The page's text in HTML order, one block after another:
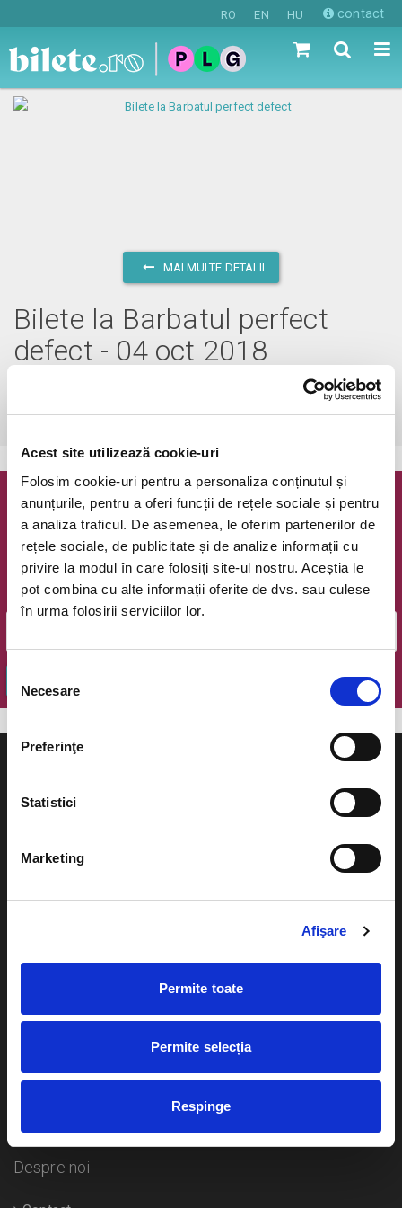
Acest site utilizează cookie-uri
Folosim cookie-uri pentru a personaliza conținutul și
anunțurile, pentru a oferi funcții de rețele sociale și pentru
a analiza traficul. De asemenea, le oferim partenerilor de
rețele sociale, de publicitate și de analize informații cu
privire la modul în care folosiți site-ul nostru. Aceștia le
pot combina cu alte informații oferite de dvs. sau culese
în urma folosirii serviciilor lor.
consimțământului
Necesare
Preferinţe
Statistici
Marketing
Afişare
Permite toate
Permite selecția
Respinge
RO EN HU contact
MAI MULTE DETALII
Bilete la Barbatul perfect
defect - 04 oct 2018
Bucuresti, The Hubvezi pe harta
Newsletter @ Bilete.ro
Oferte exclusive si o editie saptamanala cu cele mai noi
evenimente.
Email
Plata online sau cash
Livrare prin curier
Duplicare bilete
Concerte si
Despre noi